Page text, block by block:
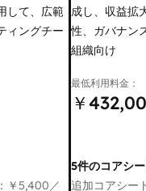
して、広範
ィングチー
￥5,400／
成し、収益拡
性、ガバナン
組織向け
最低利用料金：
￥
5件のコアシ
追加コアシー